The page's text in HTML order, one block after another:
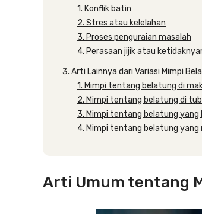
1. Konflik batin
2. Stres atau kelelahan
3. Proses penguraian masalah
4. Perasaan jijik atau
Arti Lainnya dari Variasi Mimpi
1. Mimpi tentang belatung di
2. Mimpi tentang belatung di
3. Mimpi tentang belatung yang
4. Mimpi tentang belatung yang
Arti Umum tentang